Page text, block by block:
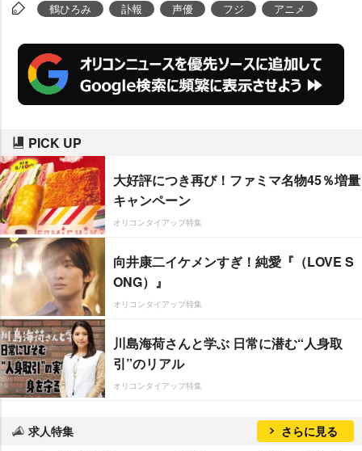
鶴ひろみ 訃報 声優 フジ アニメ
PICK UP
大好評につき再び！ファミマ名物45％増量
キャンペーン
オリコンタイアップ特集
向井康二イケメンすぎ！純愛『（LOVE S
ONG）』
オリコンタイアップ特集
川島海荷さんと学ぶ 日常に潜む“人身取
引”のリアル
オリコンタイアップ特集
求人特集 さらに見る